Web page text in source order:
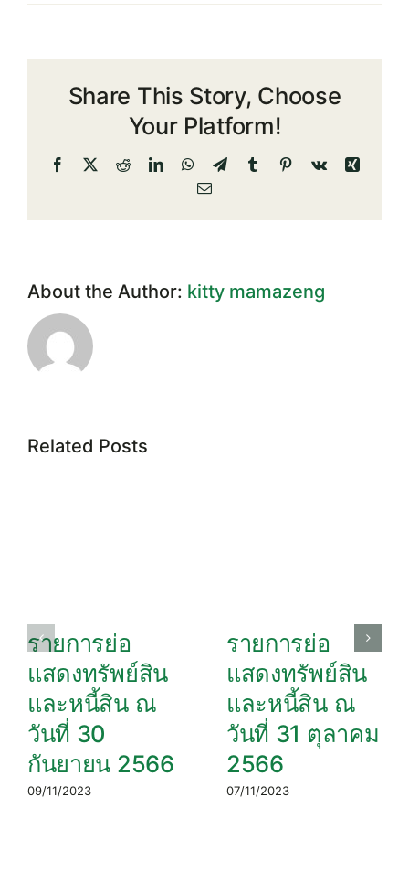
รายการ
และ
หนี้
สิน
วัน
Share This Story, Choose
Your Platform!
Facebook
X RedditLinkedInWhatsApp
TelegramTumblrPinterest
Vk
Xing
Email
About the Author: kitty mamazeng
Related Posts
รายการย่อ
แสดงทรัพย์สิน
และหนี้สิน ณ
วันที่ 30
กันยายน 2566
09/11/2023
รายการย่อ
แสดงทรัพย์สิน
และหนี้สิน ณ
วันที่ 31 ตุลาคม
2566
07/11/2023